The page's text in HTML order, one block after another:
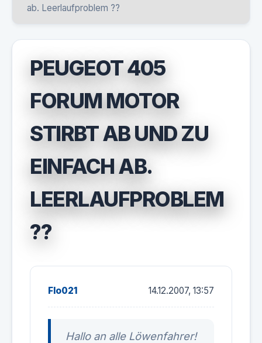
ab. Leerlaufproblem ??
PEUGEOT 405
FORUM MOTOR
STIRBT AB UND ZU
EINFACH AB.
LEERLAUFPROBLEM
??
Flo021 14.12.2007, 13:57
Hallo an alle Löwenfahrer!